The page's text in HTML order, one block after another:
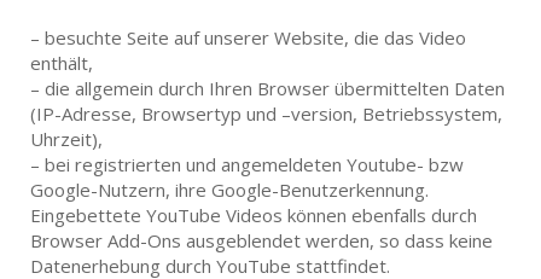
– besuchte Seite auf unserer Website, die das Video
enthält,
– die allgemein durch Ihren Browser übermittelten Daten
(IP-Adresse, Browsertyp und –version, Betriebssystem,
Uhrzeit),
– bei registrierten und angemeldeten Youtube- bzw
Google-Nutzern, ihre Google-Benutzerkennung.
Eingebettete YouTube Videos können ebenfalls durch
Browser Add-Ons ausgeblendet werden, so dass keine
Datenerhebung durch YouTube stattfindet.